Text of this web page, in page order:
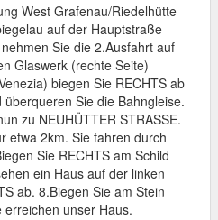
West Grafenau/Riedelhütte
auf der Hauptstraße
Sie die 2.Ausfahrt auf
Glaswerk (rechte Seite)
biegen Sie RECHTS ab
Sie die Bahngleise.
zu NEUHÜTTER STRASSE.
etwa 2km. Sie fahren durch
Sie RECHTS am Schild
ein Haus auf der linken
ab. 8.Biegen Sie am Stein
erreichen unser Haus.